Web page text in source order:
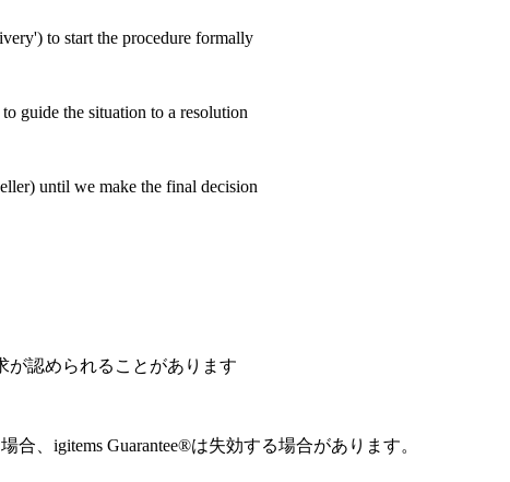
to start the procedure formally
guide the situation to a resolution
until we make the final decision
が認められることがあります
、igitems Guarantee®は失効する場合があります。